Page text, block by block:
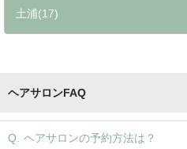
土浦(17)
ヘアサロンFAQ
ヘアサロンの予約方法は？